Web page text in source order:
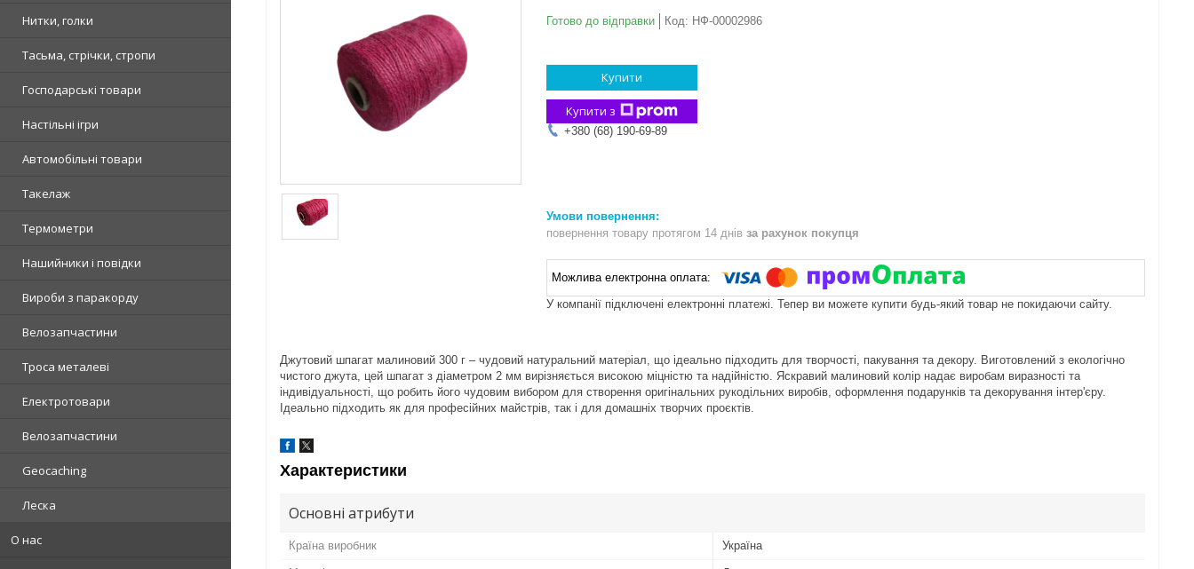
Нитки, голки
Тасьма, стрічки, стропи
Господарські товари
Настільні ігри
Автомобільні товари
Такелаж
Термометри
Нашийники і повідки
Вироби з паракорду
Велозапчастини
Троса металеві
Електротовари
Велозапчастини
Geocaching
Леска
О нас
Готово до відправки Код: НФ-00002986
Купити
Купити з
+380 (68) 190-69-89
повернення товару протягом 14 днів за рахунок покупця
У компанії підключені електронні платежі. Тепер ви можете купити будь-який товар не покидаючи сайту.
Джутовий шпагат малиновий 300 г – чудовий натуральний матеріал, що ідеально підходить для творчості, пакування та декору. Виготовлений з екологічно
чистого джута, цей шпагат з діаметром 2 мм вирізняється високою міцністю та надійністю. Яскравий малиновий колір надає виробам виразності та
індивідуальності, що робить його чудовим вибором для створення оригінальних рукодільних виробів, оформлення подарунків та декорування інтер'єру.
Ідеально підходить як для професійних майстрів, так і для домашніх творчих проєктів.
Характеристики
Основні атрибути
Країна виробник Україна